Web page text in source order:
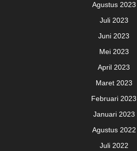
Agustus 2023
Juli 2023
Juni 2023
Mei 2023
April 2023
Maret 2023
Februari 2023
Januari 2023
Agustus 2022
Juli 2022